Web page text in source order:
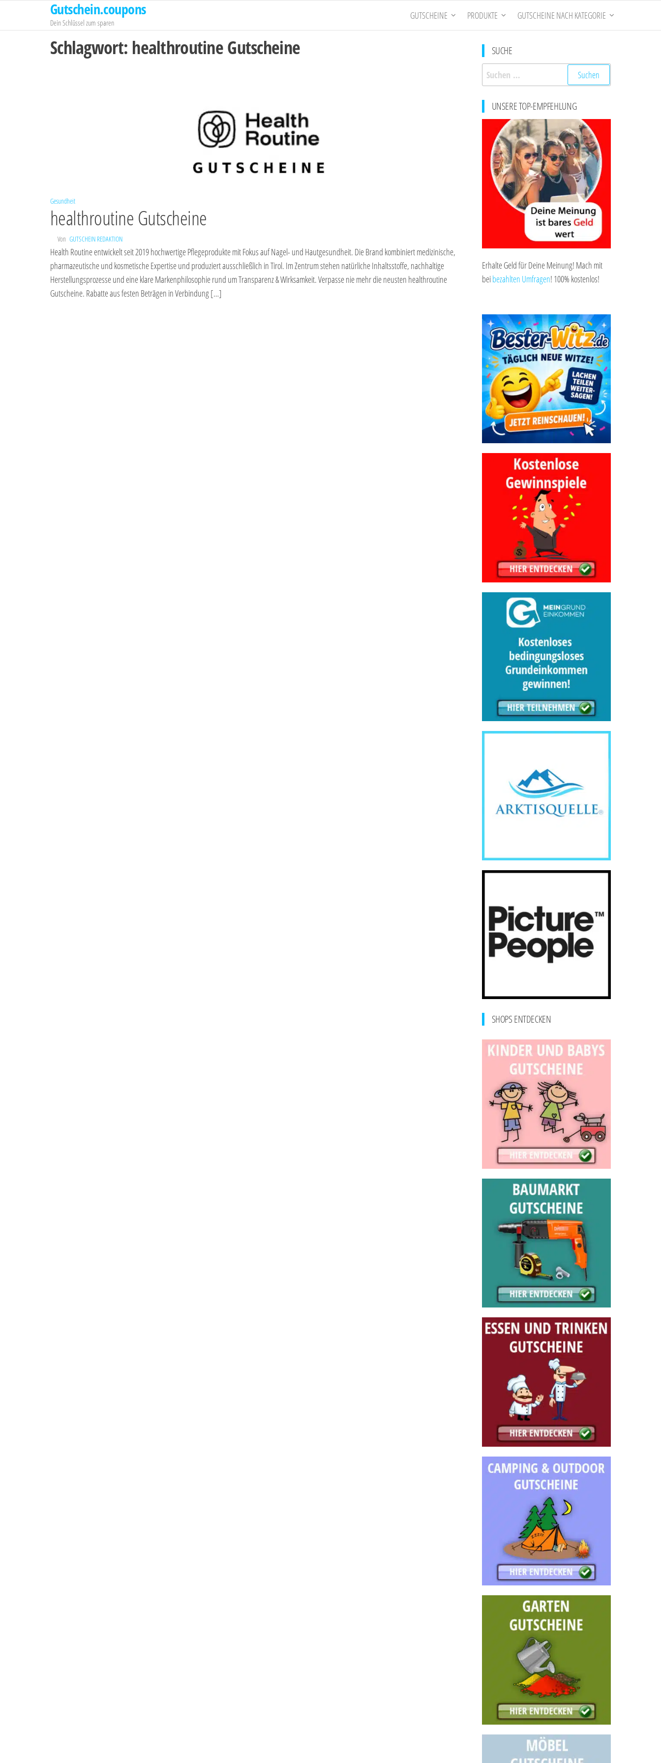
springen
Gutschein.coupons
Dein Schlüssel zum sparen
GUTSCHEINE PRODUKTE GUTSCHEINE NACH KATEGORIE
Schlagwort: healthroutine Gutscheine
Gesundheit
healthroutine Gutscheine
Von GUTSCHEIN REDAKTION
Health Routine entwickelt seit 2019 hochwertige Pflegeprodukte mit Fokus auf Nagel- und Hautgesundheit. Die Brand kombiniert medizinische,
pharmazeutische und kosmetische Expertise und produziert ausschließlich in Tirol. Im Zentrum stehen natürliche Inhaltsstoffe, nachhaltige
Herstellungsprozesse und eine klare Markenphilosophie rund um Transparenz & Wirksamkeit. Verpasse nie mehr die neusten healthroutine
Gutscheine. Rabatte aus festen Beträgen in Verbindung […]
SUCHE
Suchen
nach:
UNSERE TOP-EMPFEHLUNG
Erhalte Geld für Deine Meinung! Mach mit
beibezahlten Umfragen! 100% kostenlos!
SHOPS ENTDECKEN